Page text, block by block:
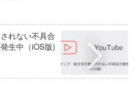
れない不具合
生中（iOS版)